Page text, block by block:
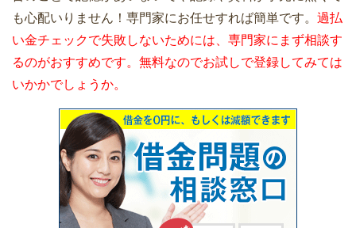
も心配いりません！専門家にお任せすれば簡単です。 過払
い金チェックで失敗しないためには、専門家にまず相談す
るのがおすすめです。無料なのでお試しで登録してみては
いかかでしょうか。